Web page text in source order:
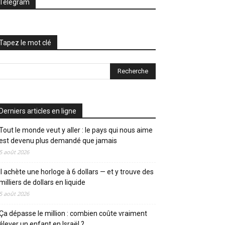
le mot clé
articles en ligne
le monde veut y aller : le pays qui nous aime
devenu plus demandé que jamais
août 2026
achète une horloge à 6 dollars — et y trouve des
de dollars en liquide
août 2026
dépasse le million : combien coûte vraiment